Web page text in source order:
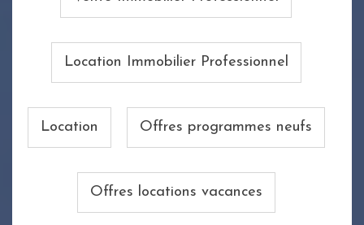
Location Immobilier Professionnel
Location Offres programmes neufs
Offres locations vacances